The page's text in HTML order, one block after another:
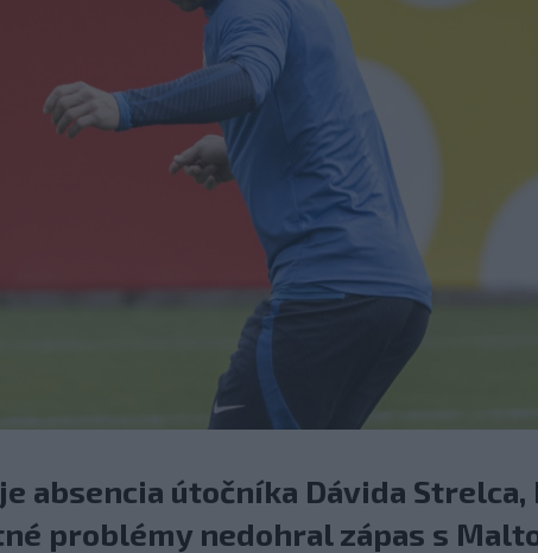
absencia útočníka Dávida
problémy nedohral zápas s